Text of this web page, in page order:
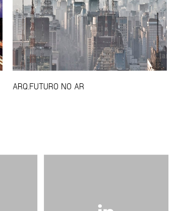
ARQ.FUTURO NO AR